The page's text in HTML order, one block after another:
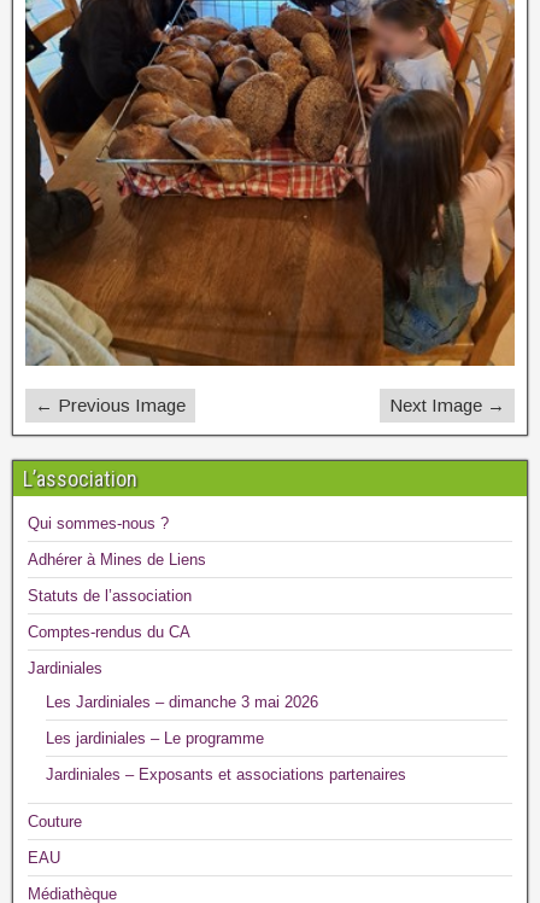
← Previous Image Next Image →
L’association
Qui sommes-nous ?
Adhérer à Mines de Liens
Statuts de l’association
Comptes-rendus du CA
Jardiniales
Les Jardiniales – dimanche 3 mai 2026
Les jardiniales – Le programme
Jardiniales – Exposants et associations partenaires
Couture
EAU
Médiathèque